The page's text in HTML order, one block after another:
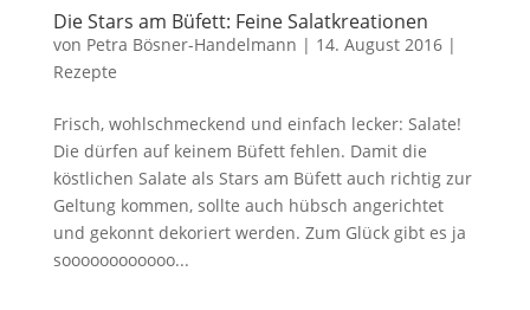
Die Stars am Büfett: Feine Salatkreationen
von Petra Bösner-Handelmann | 14. August 2016|
Rezepte
Frisch, wohlschmeckend und einfach lecker: Salate!
Die dürfen auf keinem Büfett fehlen. Damit die
köstlichen Salate als Stars am Büfett auch richtig zur
Geltung kommen, sollte auch hübsch angerichtet
und gekonnt dekoriert werden. Zum Glück gibt es ja
soooooooooooo...